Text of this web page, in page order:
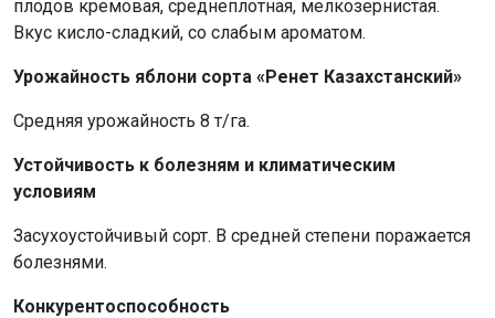
плодов кремовая, среднеплотная, мелкозернистая.
Вкус кисло-сладкий, со слабым ароматом.
Урожайность яблони сорта «Ренет Казахстанский»
Средняя урожайность 8 т/га.
Устойчивость к болезням и климатическим
условиям
Засухоустойчивый сорт. В средней степени поражается
болезнями.
Конкурентоспособность